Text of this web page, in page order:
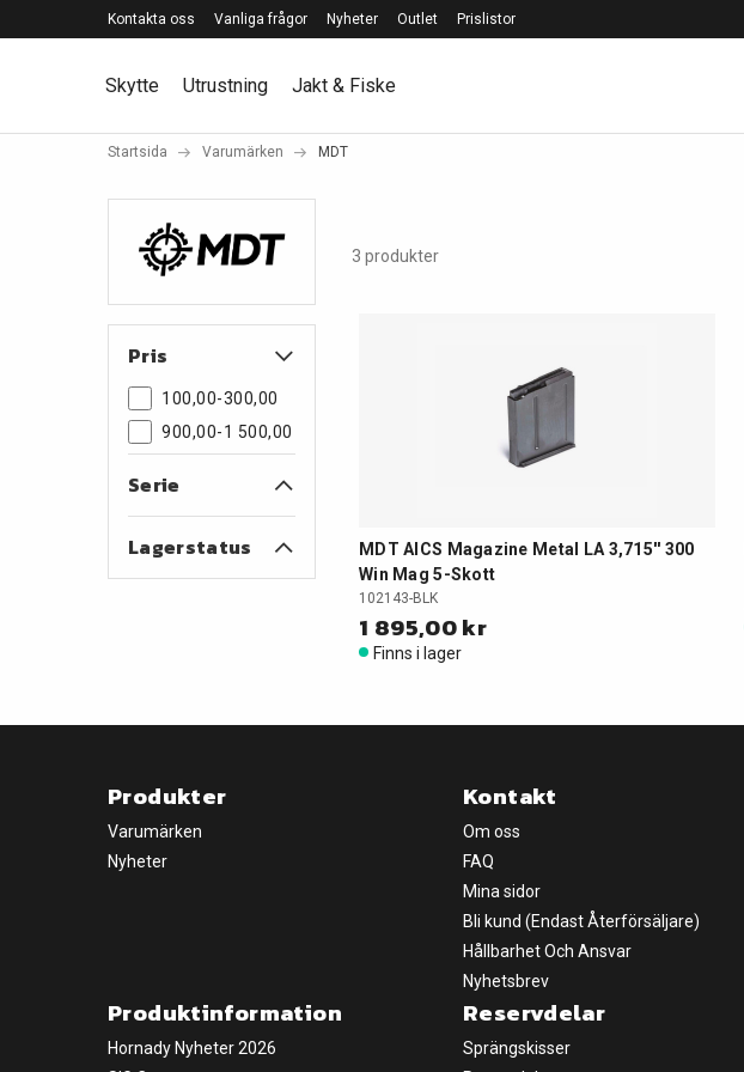
Kontakta oss Vanliga frågor Nyheter Outlet Prislistor
Skytte Utrustning Jakt & Fiske
Startsida Varumärken MDT
Pris
100,00-300,00
900,00-1 500,00
Serie
Lagerstatus
3 produkter
MDT AICS Magazine Metal LA 3,715'' 300
Win Mag 5-Skott
102143-BLK
1 895,00 kr
Finns i lager
Produkter
Varumärken
Nyheter
Kontakt
Om oss
FAQ
Mina sidor
Bli kund (Endast Återförsäljare)
Hållbarhet Och Ansvar
Nyhetsbrev
Produktinformation
Hornady Nyheter 2026
Reservdelar
Sprängskisser